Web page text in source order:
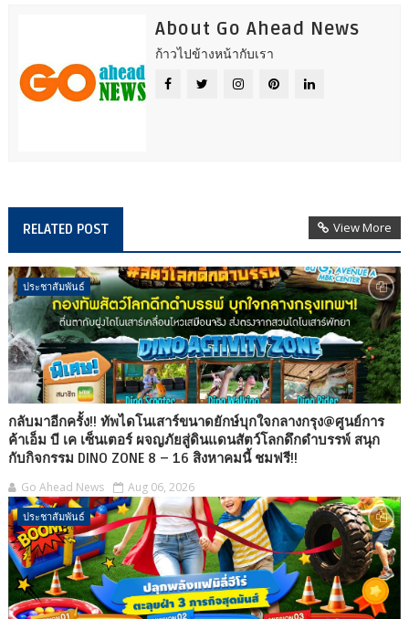
About Go Ahead News
ก้าวไปข้างหน้ากับเรา
RELATED POST View More
ประชาสัมพันธ์
กลับมาอีกครั้ง!! ทัพไดโนเสาร์ขนาดยักษ์บุกใจกลางกรุง@ศูนย์การ
ค้าเอ็ม บี เค เซ็นเตอร์ ผจญภัยสู่ดินแดนสัตว์โลกดึกดำบรรพ์ สนุก
กับกิจกรรม DINO ZONE 8 – 16 สิงหาคมนี้ ชมฟรี!!
Go Ahead News Aug 06, 2026
ประชาสัมพันธ์